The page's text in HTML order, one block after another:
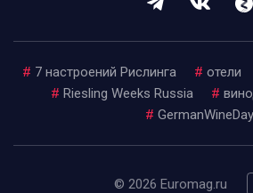
# 7 настроений Рислинга # отели
# Riesling Weeks Russia #
# GermanWineDay
© 2026 Euromag.ru